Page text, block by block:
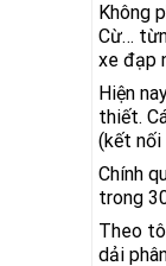
Không
Cừ…
xe đạp
Hiện
thiết.
(kết nối
Chính
trong
Theo
dải